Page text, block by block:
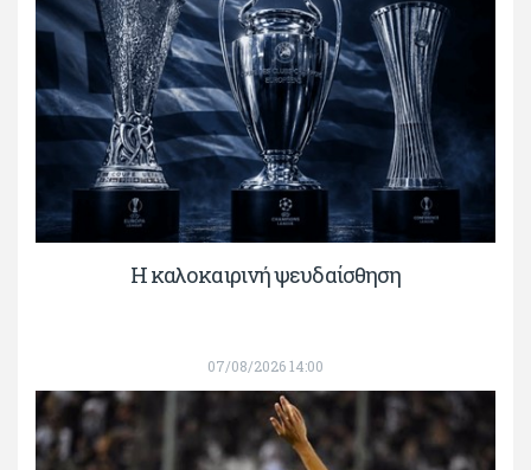
Η καλοκαιρινή ψευδαίσθηση
07/08/2026 14:00